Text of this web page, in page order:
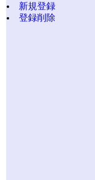
新規登録
登録削除